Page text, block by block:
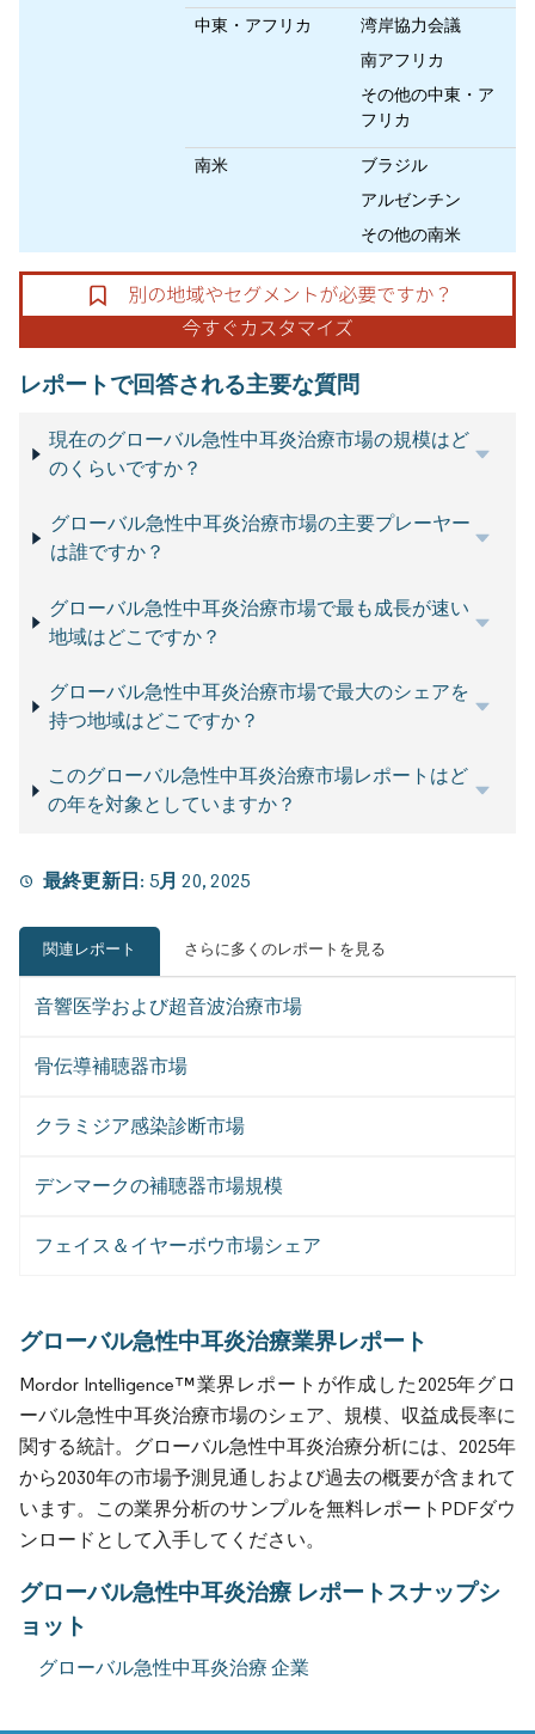
中東・アフリカ
湾岸協力会議
南アフリカ
その他の中東・ア
フリカ
南米
ブラジル
アルゼンチン
その他の南米
レポートで回答される主要な質問
現在のグローバル急性中耳炎治療市場の規模はど
のくらいですか？
グローバル急性中耳炎治療市場の主要プレーヤー
は誰ですか？
グローバル急性中耳炎治療市場で最も成長が速い
地域はどこですか？
グローバル急性中耳炎治療市場で最大のシェアを
持つ地域はどこですか？
このグローバル急性中耳炎治療市場レポートはど
の年を対象としていますか？
最終更新日: 5月 20, 2025
関連レポート さらに多くのレポートを見る
音響医学および超音波治療市場
骨伝導補聴器市場
クラミジア感染診断市場
デンマークの補聴器市場規模
フェイス＆イヤーボウ市場シェア
グローバル急性中耳炎治療業界レポート
Mordor Intelligence™業界レポートが作成した2025年グロ
ーバル急性中耳炎治療市場のシェア、規模、収益成長率に
関する統計。グローバル急性中耳炎治療分析には、2025年
から2030年の市場予測見通しおよび過去の概要が含まれて
います。この業界分析のサンプルを無料レポートPDFダウ
ンロードとして入手してください。
グローバル急性中耳炎治療 レポートスナップシ
ョット
グローバル急性中耳炎治療 企業